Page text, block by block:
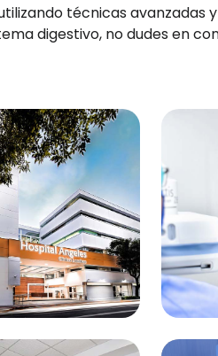
técnicas avanzadas
digestivo, no dudes en